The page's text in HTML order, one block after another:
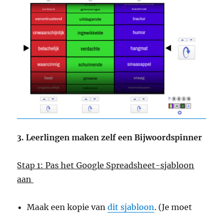
3. Leerlingen maken zelf een Bijwoordspinner
Stap 1: Pas het Google Spreadsheet-sjabloon
aan
Maak een kopie vandit sjabloon. (Je moet